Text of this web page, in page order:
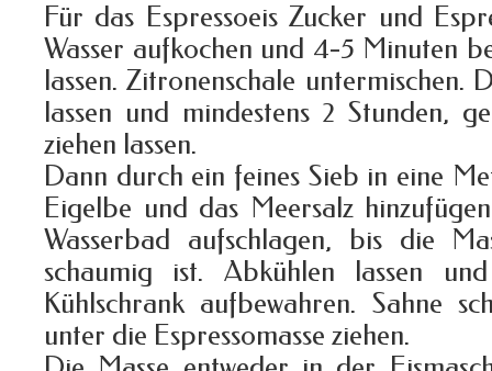
Für das Espressoeis Zucker und
Wasser aufkochen und 4-5 Minuten
lassen. Zitronenschale untermischen.
lassen und mindestens 2 Stunden,
ziehen lassen.
Dann durch ein feines Sieb in eine
Eigelbe und das Meersalz
Wasserbad aufschlagen, bis die
schaumig ist. Abkühlen lassen
Kühlschrank aufbewahren. Sahne
unter die Espressomasse ziehen.